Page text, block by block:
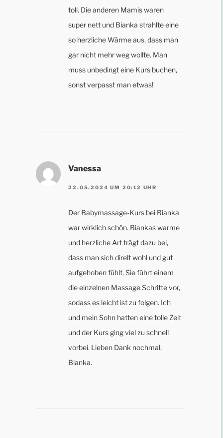
toll. Die anderen Mamis waren
super nett und Bianka strahlte eine
so herzliche Wärme aus, dass man
gar nicht mehr weg wollte. Man
muss unbedingt eine Kurs buchen,
sonst verpasst man etwas!
Vanessa
22.05.2024 UM 20:12 UHR
Der Babymassage-Kurs bei Bianka
war wirklich schön. Biankas warme
und herzliche Art trägt dazu bei,
dass man sich direlt wohl und gut
aufgehoben fühlt. Sie führt einem
die einzelnen Massage Schritte vor,
sodass es leicht ist zu folgen. Ich
und mein Sohn hatten eine tolle Zeit
und der Kurs ging viel zu schnell
vorbei. Lieben Dank nochmal,
Bianka.